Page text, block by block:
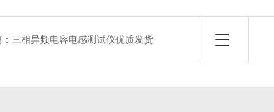
三相异频电容电感测试仪优质发货